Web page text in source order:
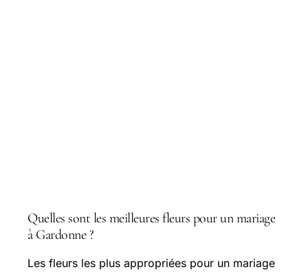
Quelles sont les meilleures fleurs pour un mariage
à Gardonne ?
Les fleurs les plus appropriées pour un mariage